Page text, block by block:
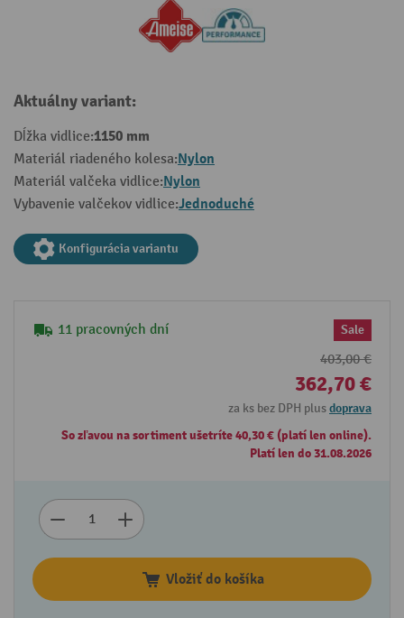
Aktuálny variant:
Dĺžka vidlice:1150 mm
Materiál riadeného kolesa:Nylon
Materiál valčeka vidlice:Nylon
Vybavenie valčekov vidlice:Jednoduché
Konfigurácia variantu
11 pracovných dní Sale
403,00 €
362,70 €
za ks bez DPH plusdoprava
So zľavou na sortiment ušetríte 40,30 € (platí len online).
Platí len do 31.08.2026
Vložiť do košíka